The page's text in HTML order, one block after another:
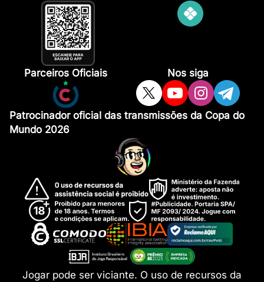
Parceiros Oficiais Nos siga
Patrocinador oficial das transmissões da Copa do
Mundo 2026
Jogar pode ser viciante. O uso de recursos da